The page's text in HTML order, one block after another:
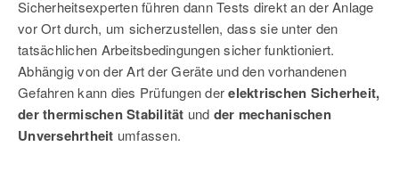
Sicherheitsexperten führen dann Tests direkt an der Anlage
vor Ort durch, um sicherzustellen, dass sie unter den
tatsächlichen Arbeitsbedingungen sicher funktioniert.
Abhängig von der Art der Geräte und den vorhandenen
Gefahren kann dies Prüfungen derelektrischen Sicherheit,
der thermischen Stabilität und der mechanischen
Unversehrtheit umfassen.